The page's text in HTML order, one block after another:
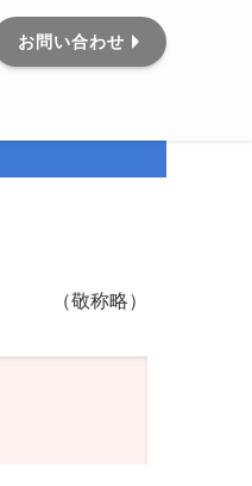
お問い合わせ
（敬称略）